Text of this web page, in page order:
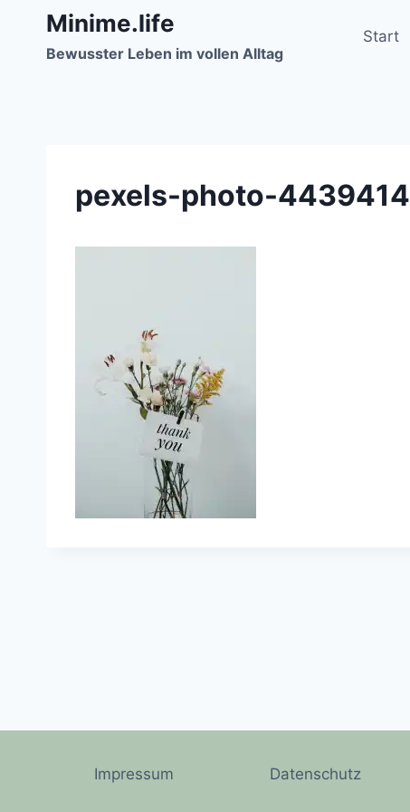
springen
Minime.life
Bewusster Leben im vollen Alltag
Start
pexels-photo-4439414
Impressum Datenschutz